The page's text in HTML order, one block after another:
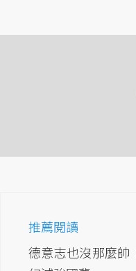
推薦閱讀
德意志也沒那麼帥